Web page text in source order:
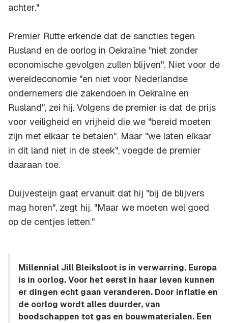
achter."
Premier Rutte erkende dat de sancties tegen
Rusland en de oorlog in Oekraïne "niet zonder
economische gevolgen zullen blijven". Niet voor de
wereldeconomie "en niet voor Nederlandse
ondernemers die zakendoen in Oekraïne en
Rusland", zei hij. Volgens de premier is dat de prijs
voor veiligheid en vrijheid die we "bereid moeten
zijn met elkaar te betalen". Maar "we laten elkaar
in dit land niet in de steek", voegde de premier
daaraan toe.
Duijvesteijn gaat ervanuit dat hij "bij de blijvers
mag horen", zegt hij. "Maar we moeten wel goed
op de centjes letten."
Millennial Jill Bleiksloot is in verwarring. Europa
is in oorlog. Voor het eerst in haar leven kunnen
er dingen echt gaan veranderen. Door inflatie en
de oorlog wordt alles duurder, van
boodschappen tot gas en bouwmaterialen. Een